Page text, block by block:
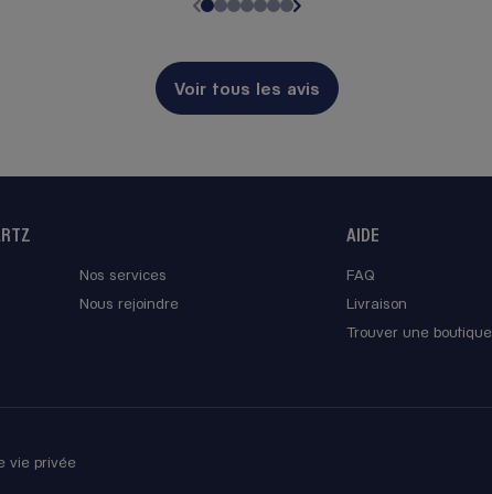
Voir tous les avis
Nos services
Nous rejoindre
AIDE
FAQ
Livraison
Trouver une boutique
vie privée